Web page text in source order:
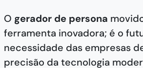
O gerador de persona
ferramenta inovadora; é o
necessidade das empresas
precisão da tecnologia